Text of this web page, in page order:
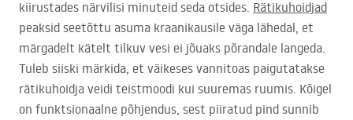
kiirustades närvilisi minuteid seda otsides. Rätikuhoidjad
peaksid seetõttu asuma kraanikausile väga lähedal, et
märgadelt kätelt tilkuv vesi ei jõuaks põrandale langeda.
Tuleb siiski märkida, et väikeses vannitoas paigutatakse
rätikuhoidja veidi teistmoodi kui suuremas ruumis. Kõigel
on funktsionaalne põhjendus, sest piiratud pind sunnib